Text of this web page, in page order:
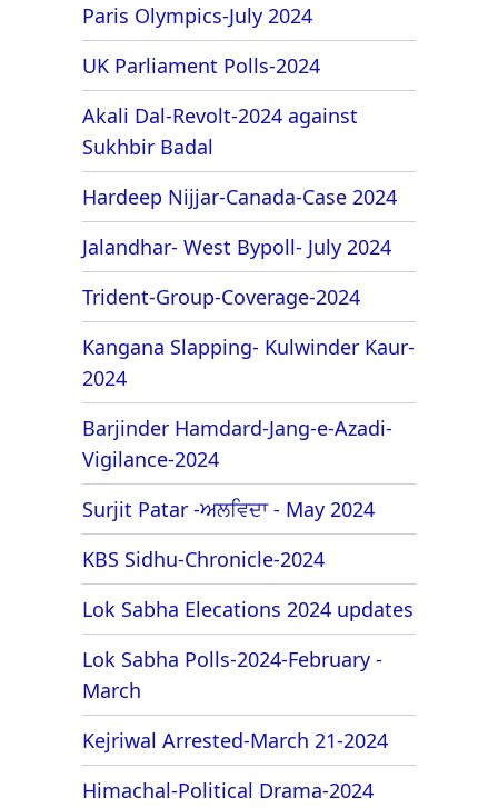
Paris Olympics-July 2024
UK Parliament Polls-2024
Akali Dal-Revolt-2024 against
Sukhbir Badal
Hardeep Nijjar-Canada-Case 2024
Jalandhar- West Bypoll- July 2024
Trident-Group-Coverage-2024
Kangana Slapping- Kulwinder Kaur-
2024
Barjinder Hamdard-Jang-e-Azadi-
Vigilance-2024
Surjit Patar -ਅਲਵਿਦਾ - May 2024
KBS Sidhu-Chronicle-2024
Lok Sabha Elecations 2024 updates
Lok Sabha Polls-2024-February -
March
Kejriwal Arrested-March 21-2024
Himachal-Political Drama-2024